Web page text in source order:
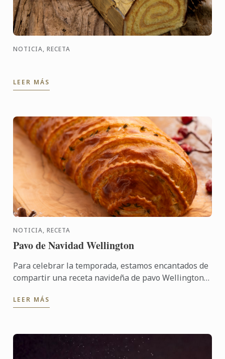
NOTICIA, RECETA
LEER MÁS
NOTICIA, RECETA
Pavo de Navidad Wellington
Para celebrar la temporada, estamos encantados de
compartir una receta navideña de pavo Wellington
Este ...
LEER MÁS